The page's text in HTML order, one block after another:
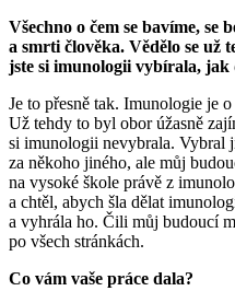
Všechno o čem se bavíme, se
a smrti člověka. Vědělo se už
jste si imunologii vybírala, jak
Je to přesně tak. Imunologie je
Už tehdy to byl obor úžasně
si imunologii nevybrala. Vybral
za někoho jiného, ale můj
na vysoké škole právě z
a chtěl, abych šla dělat
a vyhrála ho. Čili můj budoucí
po všech stránkách.
Co vám vaše práce dala?